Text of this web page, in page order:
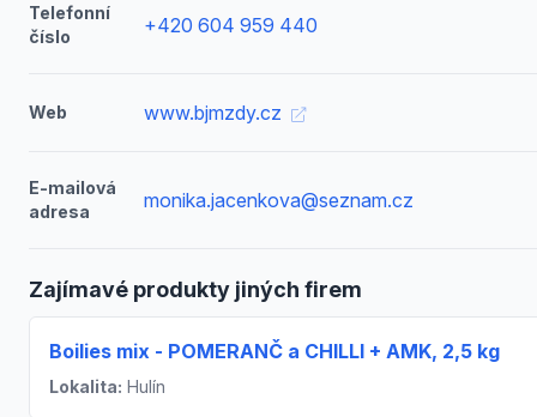
Telefonní
číslo
+420 604 959 440
Web www.bjmzdy.cz
E-mailová
adresa
monika.jacenkova@seznam.cz
Zajímavé produkty jiných firem
Boilies mix - POMERANČ a CHILLI + AMK, 2,5 kg
Lokalita: Hulín